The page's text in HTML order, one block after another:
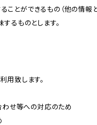
とができるもの（他の情
るものとします。
用致します。
わせ等への対応のため